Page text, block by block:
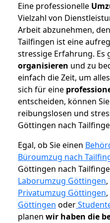
Eine professionelle
Vielzahl von
Arbeit abzunehmen,
Tailfingen ist eine
stressige Erfahrung. Es
organisieren und zu
einfach die Zeit, um
sich für eine
entscheiden, können
reibungslosen und
Göttingen nach
Egal, ob Sie einen
Büroumzug nach
Göttingen nach
Laborumzug Göttingen,
Privatumzug Göttingen,
Göttingen oder
planen wir haben die